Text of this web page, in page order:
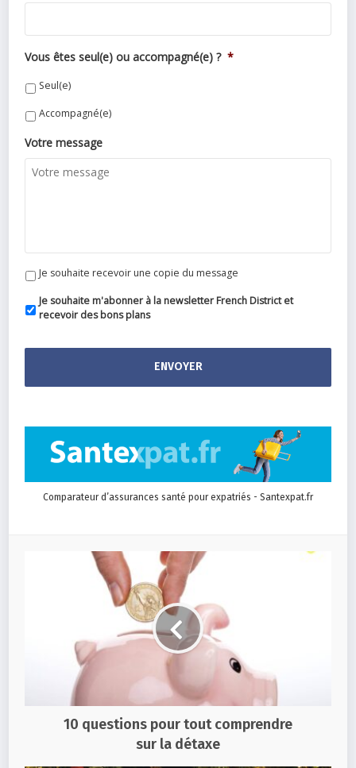
Vous êtes seul(e) ou accompagné(e) ? *
Seul(e)
Accompagné(e)
Votre message
Je souhaite recevoir une copie du message
Je souhaite m'abonner à la newsletter French District et
recevoir des bons plans
Comparateur d’assurances santé pour expatriés - Santexpat.fr
10 questions pour tout comprendre
sur la détaxe